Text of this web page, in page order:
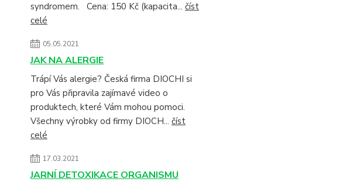
syndromem. Cena: 150 Kč (kapacita... číst
celé
05.05.2021
JAK NA ALERGIE
Trápí Vás alergie? Česká firma DIOCHI si
pro Vás připravila zajímavé video o
produktech, které Vám mohou pomoci.
Všechny výrobky od firmy DIOCH... číst
celé
17.03.2021
JARNÍ DETOXIKACE ORGANISMU